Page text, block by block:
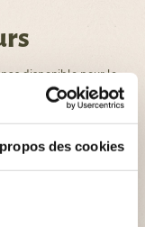
des cookies
disponible pour le
cette page. Nos
fonctionnement.